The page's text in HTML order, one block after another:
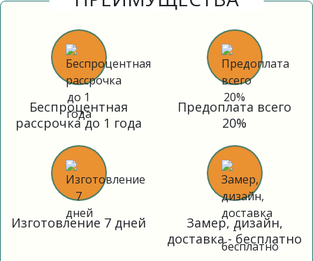
Беспроцентная
рассрочка до 1 года
Предоплата всего
20%
Изготовление 7 дней
Замер, дизайн,
доставка - бесплатно